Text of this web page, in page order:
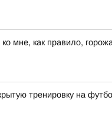
мне, как правило,
тренировку на